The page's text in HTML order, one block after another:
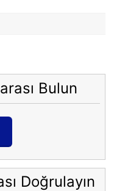
Bulun
Doğrulayın